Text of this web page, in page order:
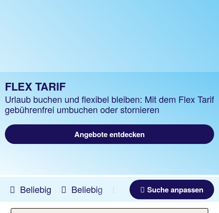
FLEX TARIF
Urlaub buchen und flexibel bleiben: Mit dem Flex Tarif
gebührenfrei umbuchen oder stornieren
Angebote entdecken
Beliebig Beliebig 09.08.2026 -06.08.2027
Suche anpassen